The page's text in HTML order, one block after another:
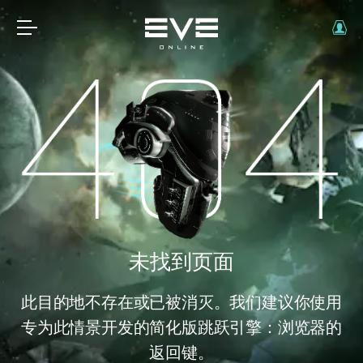
未找到页面
此目的地不存在或已被消灭。我们建议你使用
专为此情景开发的简化版跳跃引擎：浏览器的
返回键。